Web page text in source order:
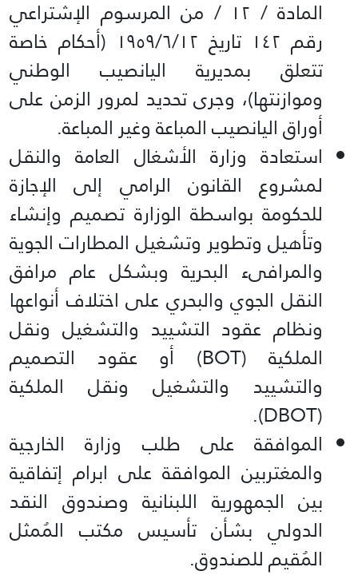
المادة / ۱۲ / من المرسوم الإشتراعي
رقم ١٤٢ تاريخ ۱۹٥٩/٦/۱۲ (أحكام خاصة
تتعلق بمديرية اليانصيب الوطني
وموازنتها)، وجرى تحديد لمرور الزمن على
أوراق اليانصيب المباعة وغير المباعة.
استعادة وزارة الأشغال العامة والنقل
لمشروع القانون الرامي إلى الإجازة
للحكومة بواسطة الوزارة تصميم وإنشاء
وتأهيل وتطوير وتشغيل المطارات الجوية
والمرافىء البحرية وبشكل عام مرافق
النقل الجوي والبحري على اختلاف أنواعها
ونظام عقود التشييد والتشغيل ونقل
الملكية (BOT) أو عقود التصميم
والتشييد والتشغيل ونقل الملكية
(DBOT).
الموافقة على طلب وزارة الخارجية
والمغتربين الموافقة على ابرام إتفاقية
بين الجمهورية اللبنانية وصندوق النقد
الدولي بشأن تأسيس مكتب المُمثل
المُقيم للصندوق.